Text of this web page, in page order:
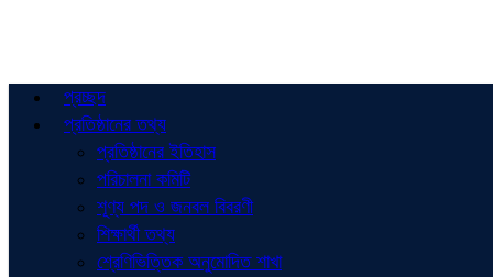
প্রচ্ছদ
প্রতিষ্ঠানের তথ্য
প্রতিষ্ঠানের ইতিহাস
পরিচালনা কমিটি
শূণ্য পদ ও জনবল বিবরণী
শিক্ষার্থী তথ্য
শ্রেণিভিত্তিক অনুমোদিত শাখা